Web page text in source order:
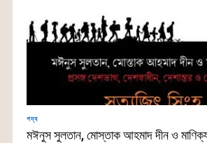
গদ্য
মঈনুস সুলতান, মোস্তাক আহমাদ দীন ও মাণিক্য